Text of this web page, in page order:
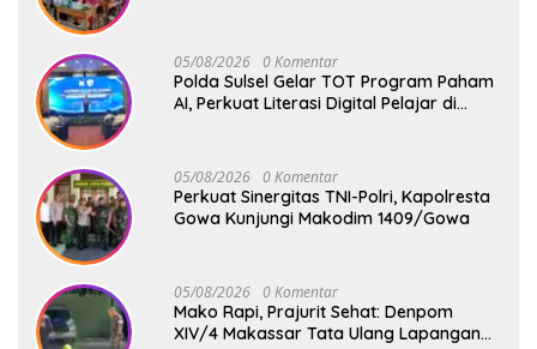
05/08/2026 0 Komentar
Polda Sulsel Gelar TOT Program Paham
AI, Perkuat Literasi Digital Pelajar di
05/08/2026 0 Komentar
Perkuat Sinergitas TNI-Polri, Kapolresta
Gowa Kunjungi Makodim 1409/Gowa
05/08/2026 0 Komentar
Mako Rapi, Prajurit Sehat: Denpom
XIV/4 Makassar Tata Ulang Lapangan